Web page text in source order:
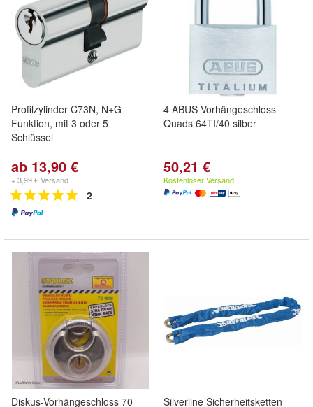
Profilzylinder C73N, N+G
Funktion, mit 3 oder 5
Schlüssel
ab 13,90 €
+ 3,99 € Versand
2
4 ABUS Vorhängeschloss
Quads 64TI/40 silber
50,21 €
Kostenloser Versand
Diskus-Vorhängeschloss 70
Silverline Sicherheitsketten